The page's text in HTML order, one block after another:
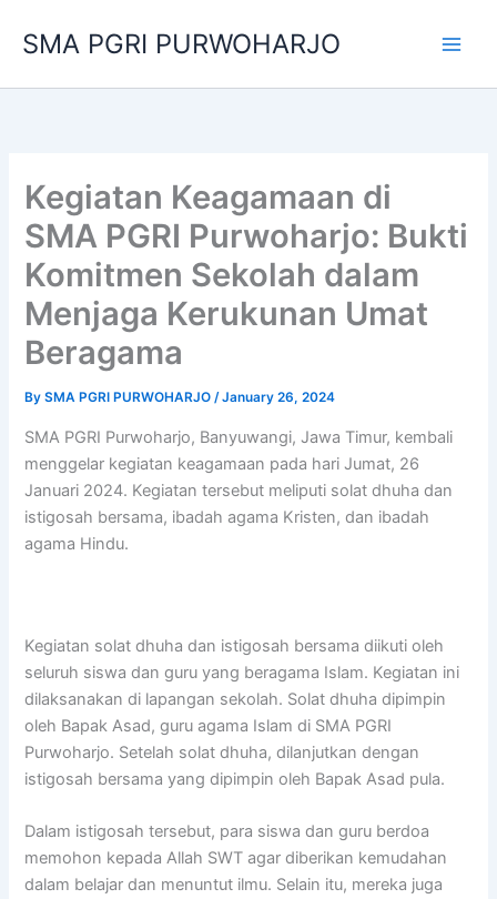
SMA PGRI PURWOHARJO
Kegiatan Keagamaan di
SMA PGRI Purwoharjo: Bukti
Komitmen Sekolah dalam
Menjaga Kerukunan Umat
Beragama
BySMA PGRI PURWOHARJO/January 26, 2024
SMA PGRI Purwoharjo, Banyuwangi, Jawa Timur, kembali
menggelar kegiatan keagamaan pada hari Jumat, 26
Januari 2024. Kegiatan tersebut meliputi solat dhuha dan
istigosah bersama, ibadah agama Kristen, dan ibadah
agama Hindu.
Kegiatan solat dhuha dan istigosah bersama diikuti oleh
seluruh siswa dan guru yang beragama Islam. Kegiatan ini
dilaksanakan di lapangan sekolah. Solat dhuha dipimpin
oleh Bapak Asad, guru agama Islam di SMA PGRI
Purwoharjo. Setelah solat dhuha, dilanjutkan dengan
istigosah bersama yang dipimpin oleh Bapak Asad pula.
Dalam istigosah tersebut, para siswa dan guru berdoa
memohon kepada Allah SWT agar diberikan kemudahan
dalam belajar dan menuntut ilmu. Selain itu, mereka juga